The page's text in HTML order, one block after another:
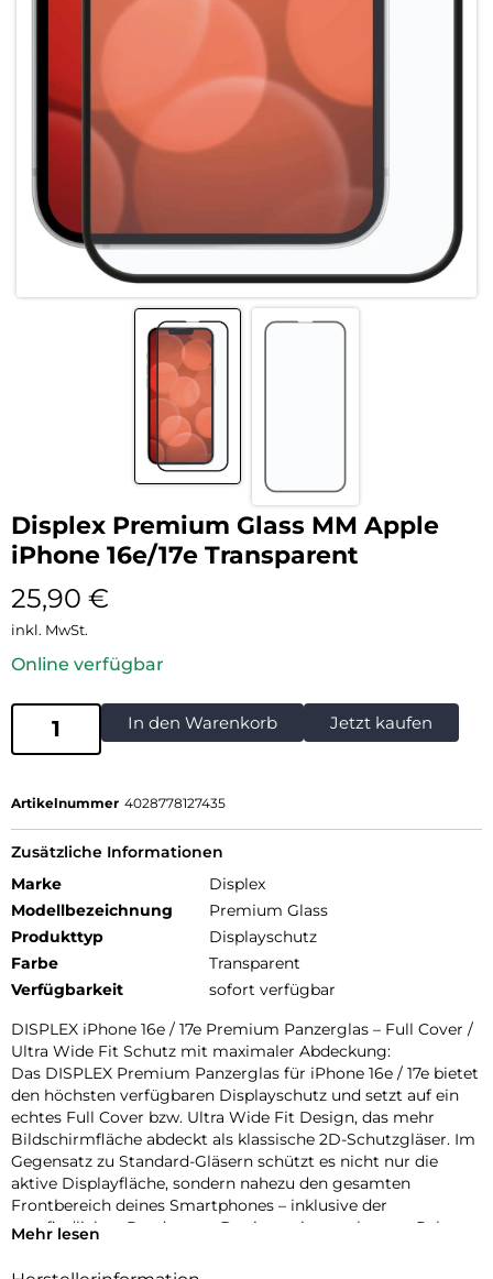
Displex Premium Glass MM Apple
iPhone 16e/17e Transparent
25,90 €
inkl. MwSt.
Online verfügbar
In den Warenkorb Jetzt kaufen
Artikelnummer 4028778127435
Zusätzliche Informationen
Marke
Displex
Modellbezeichnung
Premium Glass
Produkttyp
Displayschutz
Farbe
Transparent
Verfügbarkeit
sofort verfügbar
DISPLEX iPhone 16e / 17e Premium Panzerglas – Full Cover /
Ultra Wide Fit Schutz mit maximaler Abdeckung:
Das DISPLEX Premium Panzerglas für iPhone 16e / 17e bietet
den höchsten verfügbaren Displayschutz und setzt auf ein
echtes Full Cover bzw. Ultra Wide Fit Design, das mehr
Bildschirmfläche abdeckt als klassische 2D-Schutzgläser. Im
Gegensatz zu Standard-Gläsern schützt es nicht nur die
aktive Displayfläche, sondern nahezu den gesamten
Frontbereich deines Smartphones – inklusive der
empfindlichen Randzonen. Der integrierte schwarze Rahmen
originalen Displayränder deines iPhones perfekt auf.
Mehr lesen